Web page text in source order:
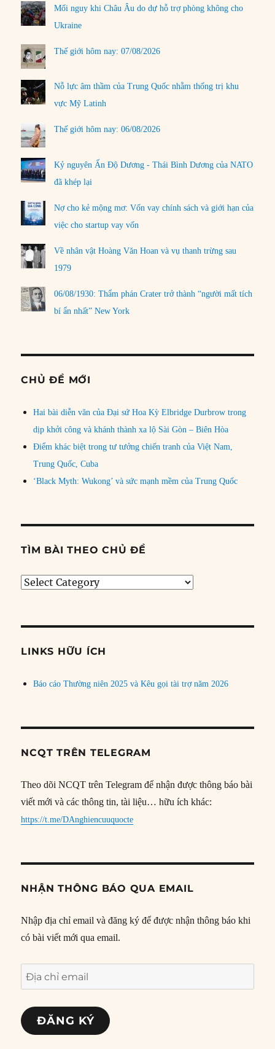
Mối nguy khi Châu Âu do dự hỗ trợ phòng không cho
Ukraine
Thế giới hôm nay: 07/08/2026
Nỗ lực âm thầm của Trung Quốc nhằm thống trị khu
vực Mỹ Latinh
Thế giới hôm nay: 06/08/2026
Kỷ nguyên Ấn Độ Dương - Thái Bình Dương của NATO
đã khép lại
Nợ cho kẻ mộng mơ: Vốn vay chính sách và giới hạn của
việc cho startup vay vốn
Về nhân vật Hoàng Văn Hoan và vụ thanh trừng sau
1979
06/08/1930: Thẩm phán Crater trở thành “người mất tích
bí ẩn nhất” New York
CHỦ ĐỀ MỚI
Hai bài diễn văn của Đại sứ Hoa Kỳ Elbridge Durbrow trong
dịp khởi công và khánh thành xa lộ Sài Gòn – Biên Hòa
Điểm khác biệt trong tư tưởng chiến tranh của Việt Nam,
Trung Quốc, Cuba
‘Black Myth: Wukong’ và sức mạnh mềm của Trung Quốc
TÌM BÀI THEO CHỦ ĐỀ
Tìm
đề
LINKS HỮU ÍCH
Báo cáo Thường niên 2025 và Kêu gọi tài trợ năm 2026
NCQT TRÊN TELEGRAM
Theo dõi NCQT trên Telegram để nhận được thông báo bài
viết mới và các thông tin, tài liệu… hữu ích khác:
https://t.me/DAnghiencuuquocte
NHẬN THÔNG BÁO QUA EMAIL
Nhập địa chỉ email và đăng ký để được nhận thông báo khi
có bài viết mới qua email.
Địa
chỉ
email
ĐĂNG KÝ